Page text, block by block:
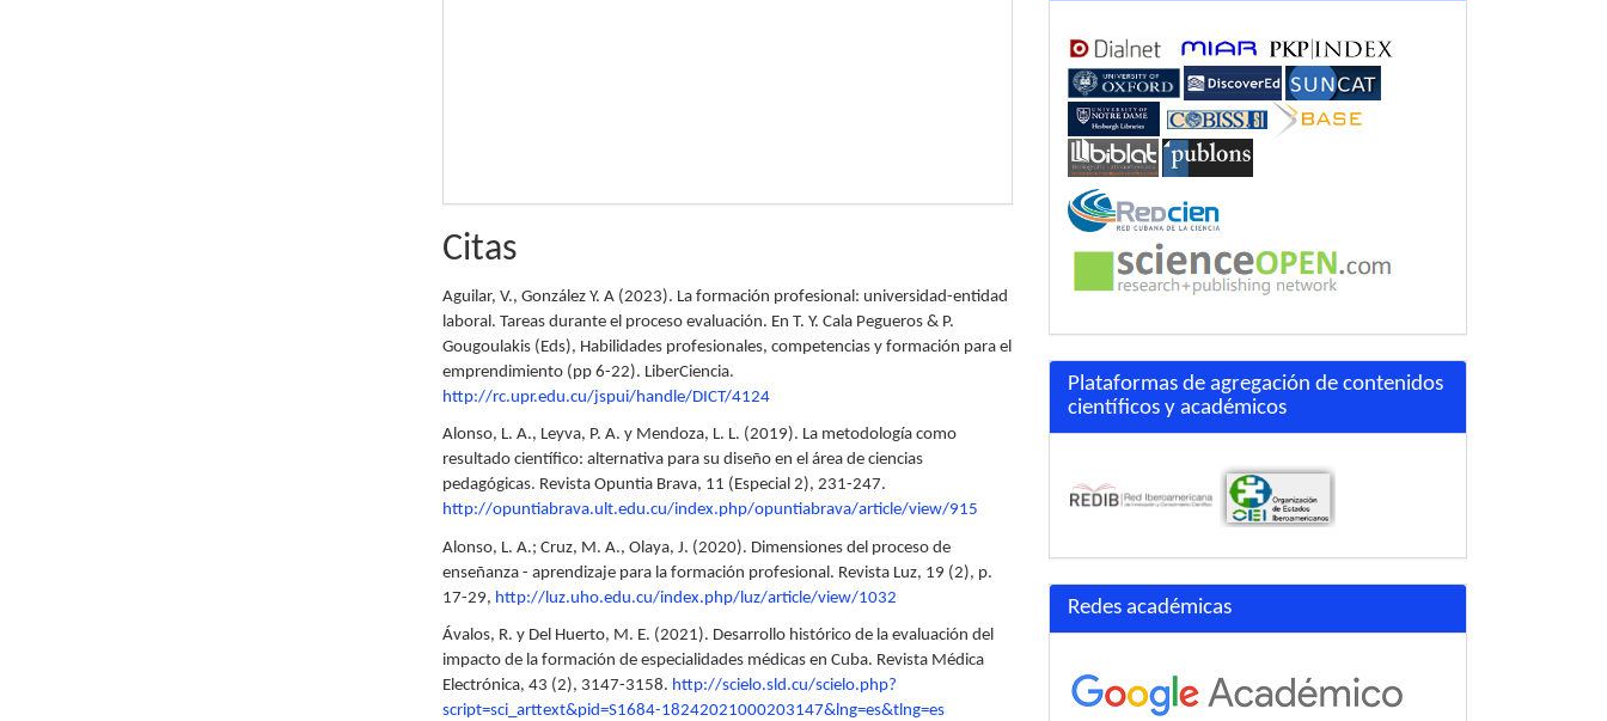
Citas
Aguilar, V., González Y. A (2023). La formación profesional: universidad-entidad
laboral. Tareas durante el proceso evaluación. En T. Y. Cala Pegueros & P.
Gougoulakis (Eds), Habilidades profesionales, competencias y formación para el
emprendimiento (pp 6-22). LiberCiencia.
http://rc.upr.edu.cu/jspui/handle/DICT/4124
Alonso, L. A., Leyva, P. A. y Mendoza, L. L. (2019). La metodología como
resultado científico: alternativa para su diseño en el área de ciencias
pedagógicas. Revista Opuntia Brava, 11 (Especial 2), 231-247.
http://opuntiabrava.ult.edu.cu/index.php/opuntiabrava/article/view/915
Alonso, L. A.; Cruz, M. A., Olaya, J. (2020). Dimensiones del proceso de
enseñanza - aprendizaje para la formación profesional. Revista Luz, 19 (2), p.
17-29, http://luz.uho.edu.cu/index.php/luz/article/view/1032
Ávalos, R. y Del Huerto, M. E. (2021). Desarrollo histórico de la evaluación del
impacto de la formación de especialidades médicas en Cuba. Revista Médica
Electrónica, 43 (2), 3147-3158. http://scielo.sld.cu/scielo.php?
script=sci_arttext&pid=S1684-18242021000203147&lng=es&tlng=es
Plataformas de agregación de contenidos
científicos y académicos
Redes académicas